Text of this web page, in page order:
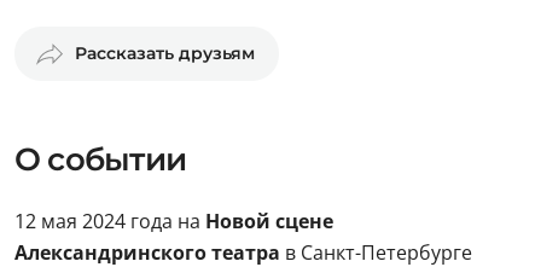
Рассказать друзьям
О событии
12 мая 2024 года на Новой сцене
Александринского театра в Санкт-Петербурге